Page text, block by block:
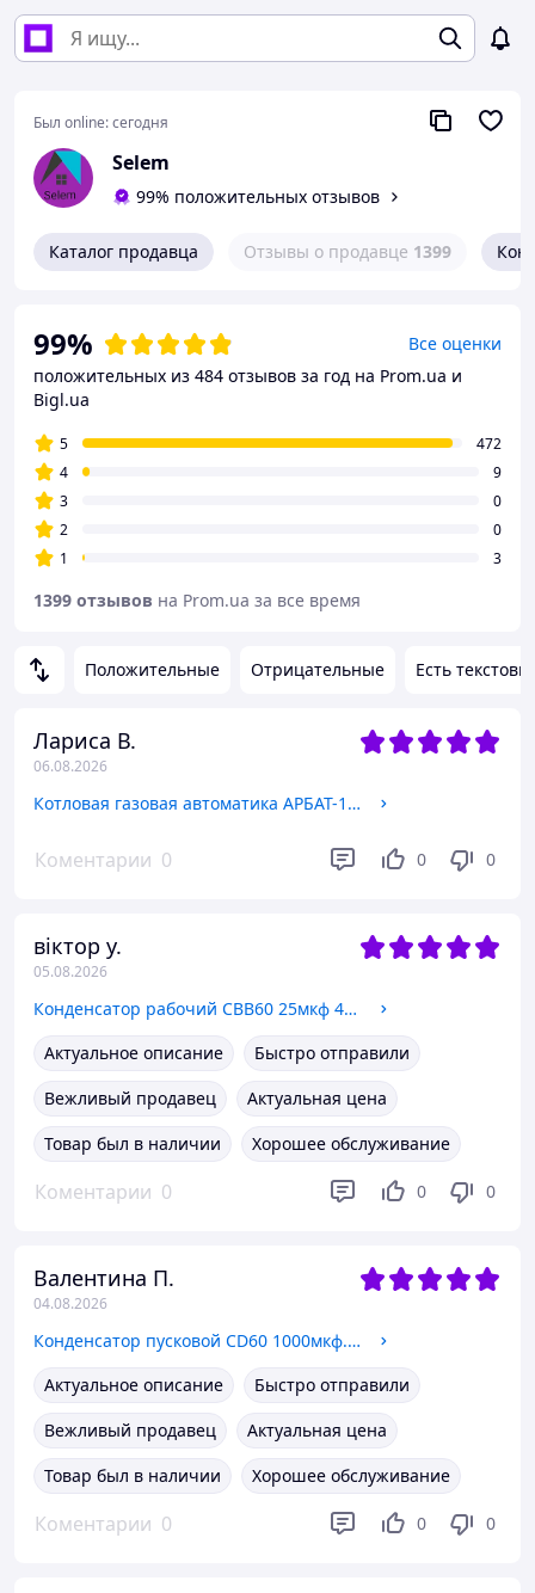
Был online:сегодня
Selem
99% положительных отзывов
Каталог продавца Отзывы о продавце 1399
Положительные Отрицательные Есть
Лариса В.
06.08.2026
Котловая газовая автоматика АРБАТ-1 (11) с мокрым сильфоном в комплекте.
Коментарии 0 0 0
віктор у.
05.08.2026
Конденсатор рабочий СВВ60 25мкф 450В. 50 / 60Hz с клеммами.
Актуальное описание
Быстро отправили
Вежливый продавец
Актуальная цена
Товар был в наличии
Хорошее обслуживание
Коментарии 0 0 0
Валентина П.
04.08.2026
Конденсатор пусковой CD60 1000мкф. 450в.50Нz.
Актуальное описание
Быстро отправили
Вежливый продавец
Актуальная цена
Товар был в наличии
Хорошее обслуживание
Коментарии 0 0 0
99%
Все оценки
положительных из 484 отзывов за год на Prom.ua и
Bigl.ua
5
472
4
9
3
0
2
0
1
3
1399 отзывов на Prom.ua за все время